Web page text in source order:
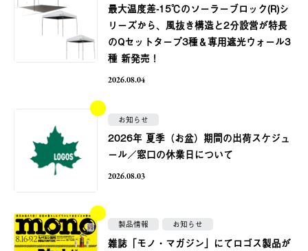
最大温度差-15℃のソーラーブロック(R)シ
リーズから、風抜き構造と2分設営が特長
のQセットタープ3種＆専用遮光ウォール3
種 新発売！
2026.08.04
お知らせ
2026年 夏季（お盆）期間の出荷スケジュ
ール／窓口の休業日について
2026.08.03
製品情報 お知らせ
雑誌「モノ・マガジン」にてロゴス製品が